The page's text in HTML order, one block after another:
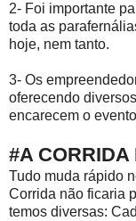
2- Foi importante
toda as
hoje, nem tanto.
3- Os
oferecendo
encarecem o
#A
Tudo muda rápido
Corrida não ficaria
temos diversas: